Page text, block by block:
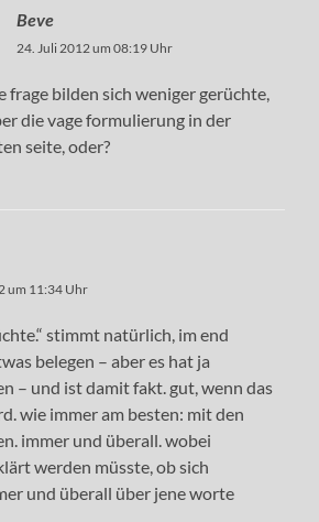
Beve
24. Juli 2012 um 08:19 Uhr
frage bilden sich weniger gerüchte,
die vage formulierung in der
seite, oder?
um 11:34 Uhr
stimmt natürlich, im end
belegen – aber es hat ja
– und ist damit fakt. gut, wenn das
wie immer am besten: mit den
immer und überall. wobei
werden müsste, ob sich
und überall über jene worte